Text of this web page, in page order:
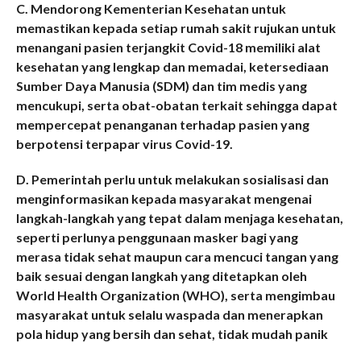
C. Mendorong Kementerian Kesehatan untuk
memastikan kepada setiap rumah sakit rujukan untuk
menangani pasien terjangkit Covid-18 memiliki alat
kesehatan yang lengkap dan memadai, ketersediaan
Sumber Daya Manusia (SDM) dan tim medis yang
mencukupi, serta obat-obatan terkait sehingga dapat
mempercepat penanganan terhadap pasien yang
berpotensi terpapar virus Covid-19.
D. Pemerintah perlu untuk melakukan sosialisasi dan
menginformasikan kepada masyarakat mengenai
langkah-langkah yang tepat dalam menjaga kesehatan,
seperti perlunya penggunaan masker bagi yang
merasa tidak sehat maupun cara mencuci tangan yang
baik sesuai dengan langkah yang ditetapkan oleh
World Health Organization (WHO), serta mengimbau
masyarakat untuk selalu waspada dan menerapkan
pola hidup yang bersih dan sehat, tidak mudah panik